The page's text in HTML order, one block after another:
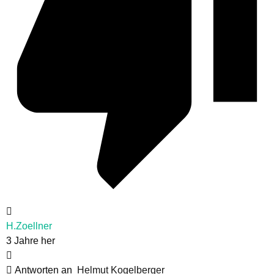
H.Zoellner
3 Jahre her
Antworten an Helmut Kogelberger